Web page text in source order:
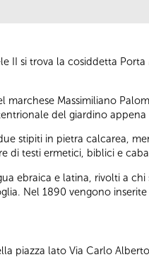
II si trova la cosiddetta
Massimiliano
del giardino appena
stipiti in pietra calcarea,
di testi ermetici, biblici e
ebraica e latina, rivolti a
Nel 1890 vengono
piazza lato Via Carlo